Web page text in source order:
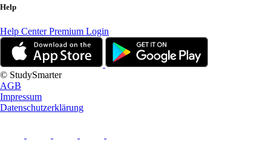
Help
Help CenterPremium Login
© StudySmarter
AGB
Impressum
Datenschutzerklärung